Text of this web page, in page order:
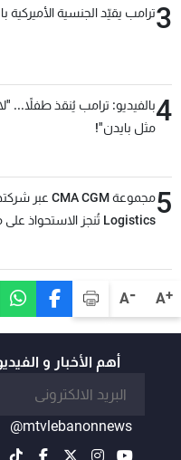
A+
A-
3ترامب يقيّد الجنسية الأميركية
4بالفيديو: ترامب يُنقذ طفلاً...
مثل بايدن"!
5Logistics تُنجز الاستحواذ على مجموعة فتّال
أهم الأخبار و
@mtvlebanonnews